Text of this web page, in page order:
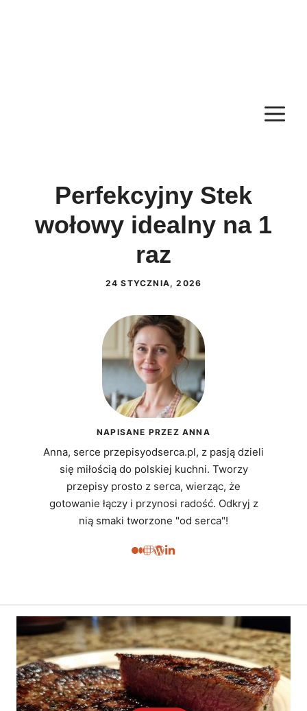
Perfekcyjny Stek
wołowy idealny na 1
raz
24 STYCZNIA, 2026
NAPISANE PRZEZ ANNA
Anna, serce przepisyodserca.pl, z pasją dzieli
się miłością do polskiej kuchni. Tworzy
przepisy prosto z serca, wierząc, że
gotowanie łączy i przynosi radość. Odkryj z
nią smaki tworzone "od serca"!